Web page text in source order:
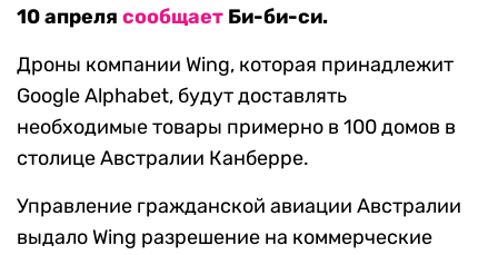
10 апреля сообщает Би-би-си.
Дроны компании Wing, которая принадлежит
Google Alphabet, будут доставлять
необходимые товары примерно в 100 домов в
столице Австралии Канберре.
Управление гражданской авиации Австралии
выдало Wing разрешение на коммерческие